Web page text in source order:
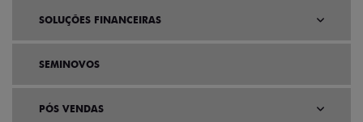
SOLUÇÕES FINANCEIRAS
SEMINOVOS
PÓS VENDAS